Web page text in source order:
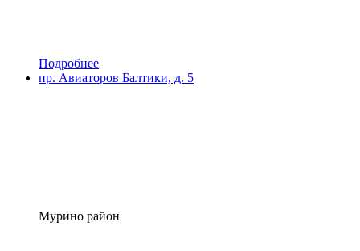
Подробнее
пр. Авиаторов Балтики, д. 5
Мурино район